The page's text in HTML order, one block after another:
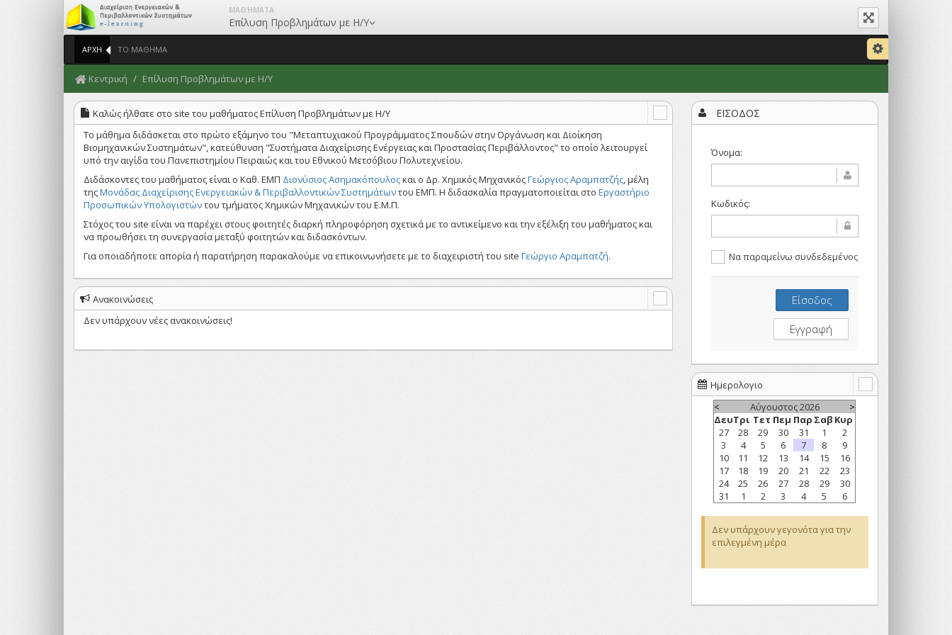
ΜΑΘΉΜΑΤΑ
Επίλυση Προβλημάτων με Η/Υ
ΑΡΧΗ ΤΟ ΜΑΘΗΜΑ
Κεντρική Επίλυση Προβλημάτων με Η/Υ
Καλώς ήλθατε στο site του μαθήματος Επίλυση Προβλημάτων με Η/Υ
Το μάθημα διδάσκεται στο πρώτο εξάμηνο του "Μεταπτυχιακού Προγράμματος Σπουδών στην Οργάνωση και Διοίκηση
Βιομηχανικών Συστημάτων", κατεύθυνση "Συστήματα Διαχείρισης Ενέργειας και Προστασίας Περιβάλλοντος" το οποίο λειτουργεί
υπό την αιγίδα του Πανεπιστημίου Πειραιώς και του Εθνικού Μετσόβιου Πολυτεχνείου.
Διδάσκοντες του μαθήματος είναι ο Καθ. ΕΜΠ Διονύσιος Ασημακόπουλοςκαι ο Δρ. Χημικός ΜηχανικόςΓεώργιος Αραμπατζής, μέλη
τηςΜονάδας Διαχείρισης Ενεργειακών & Περιβαλλοντικών Συστημάτωντου ΕΜΠ. Η διδασκαλία πραγματοποιείται στο Εργαστήριο
Προσωπικών Υπολογιστώντου τμήματος Χημικών Μηχανικών του Ε.Μ.Π.
Στόχος του site είναι να παρέχει στους φοιτητές διαρκή πληροφόρηση σχετικά με το αντικείμενο και την εξέλιξη του μαθήματος και
να προωθήσει τη συνεργασία μεταξύ φοιτητών και διδασκόντων.
Για οποιαδήποτε απορία ή παρατήρηση παρακαλούμε να επικοινωνήσετε με το διαχειριστή του site Γεώργιο Αραμπατζή.
Ανακοινώσεις
Δεν υπάρχουν νέες ανακοινώσεις!
ΕΙΣΟΔΟΣ
Όνομα:
Κωδικός:
Να παραμείνω συνδεδεμένος
Ημερολογιο
<
Αύγουστος 2026
>
ΔευΤρι Τετ Πεμ Παρ Σαβ Κυρ
27
28 29 30 31 1
2
3
4 5 6 7 8
9
10
11 12 13 14 15
16
17
18 19 20 21 22
23
24
25 26 27 28 29
30
31
1 2 3 4 5 6
Δεν υπάρχουν γεγονότα για την
επιλεγμένη μέρα